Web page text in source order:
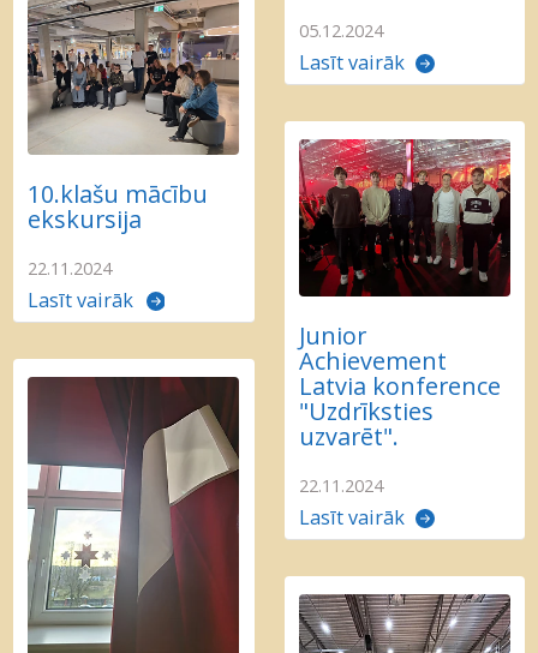
05.12.2024
Lasīt vairāk
10.klašu mācību
ekskursija
22.11.2024
Lasīt vairāk
Junior
Achievement
Latvia konference
"Uzdrīksties
uzvarēt".
22.11.2024
Lasīt vairāk